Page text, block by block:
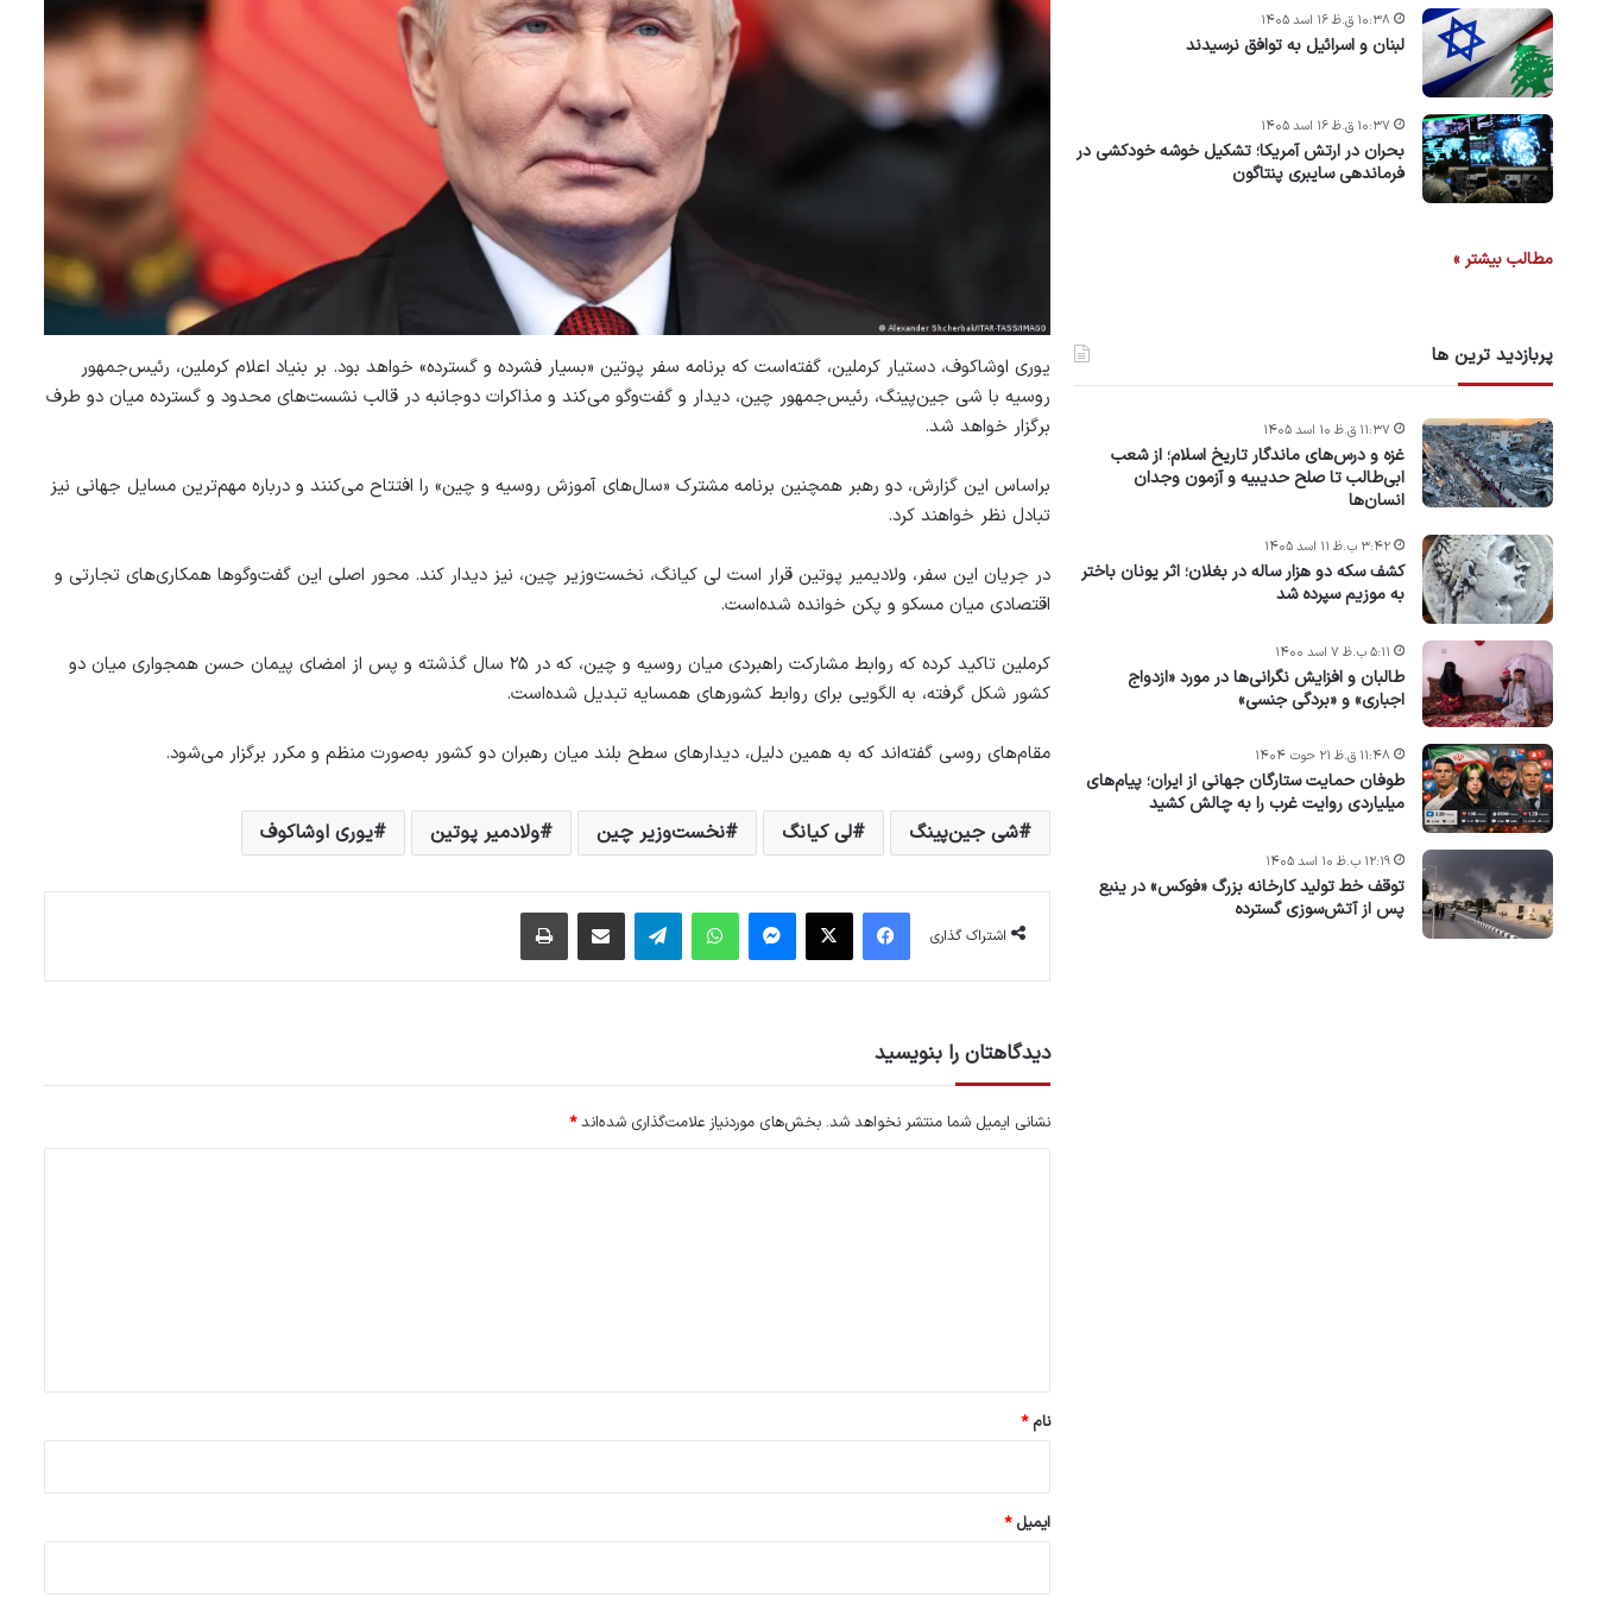
یوری اوشاکوف، دستیار کرملین، گفته‌است که برنامه سفر پوتین «بسیار فشرده و گسترده» خواهد بود. بر بنیاد اعلام کرملین، رئیس‌جمهور
روسیه با شی جین‌پینگ، رئیس‌جمهور چین، دیدار و گفت‌وگو می‌کند و مذاکرات دوجانبه در قالب نشست‌های محدود و گسترده میان دو طرف
برگزار خواهد شد.
براساس این گزارش، دو رهبر همچنین برنامه مشترک «سال‌های آموزش روسیه و چین» را افتتاح می‌کنند و درباره مهم‌ترین مسایل جهانی نیز
تبادل نظر خواهند کرد.
در جریان این سفر، ولادیمیر پوتین قرار است لی کیانگ، نخست‌وزیر چین، نیز دیدار کند. محور اصلی این گفت‌وگوها همکاری‌های تجارتی و
اقتصادی میان مسکو و پکن خوانده شده‌است.
کرملین تاکید کرده که روابط مشارکت راهبردی میان روسیه و چین، که در ۲۵ سال گذشته و پس از امضای پیمان حسن همجواری میان دو
کشور شکل گرفته، به الگویی برای روابط کشورهای همسایه تبدیل شده‌است.
مقام‌های روسی گفته‌اند که به همین دلیل، دیدارهای سطح بلند میان رهبران دو کشور به‌صورت منظم و مکرر برگزار می‌شود.
شی جین‌پینگ لی کیانگ نخست‌وزیر چین ولادمیر پوتین یوری اوشاکوف
اشتراک گذاری
فیس بوک X پیام رسان واتس آپ تلگرام اشتراک گذاری از طریق ایمیل چاپ
دیدگاهتان را بنویسید
نشانی ایمیل شما منتشر نخواهد شد. بخش‌های موردنیاز علامت‌گذاری شده‌اند*
نام*
ایمیل*
لبنان و اسرائیل به توافق نرسیدند
۱۰:۳۸ ق.ظ ۱۶ اسد ۱۴۰۵
بحران در ارتش آمریکا؛ تشکیل خوشه خودکشی در
فرماندهی سایبری پنتاگون
۱۰:۳۷ ق.ظ ۱۶ اسد ۱۴۰۵
مطالب بیشتر »
پربازدید ترین ها
غزه و درس‌های ماندگار تاریخ اسلام؛ از شعب
ابی‌طالب تا صلح حدیبیه و آزمون وجدان
انسان‌ها
۱۱:۳۷ ق.ظ ۱۰ اسد ۱۴۰۵
کشف سکه دو هزار ساله در بغلان؛ اثر یونان باختر
به موزیم سپرده شد
۳:۴۲ ب.ظ ۱۱ اسد ۱۴۰۵
طالبان و افزایش نگرانی‌ها در مورد «ازدواج
اجباری» و «بردگی جنسی»
۵:۱۱ ب.ظ ۷ اسد ۱۴۰۰
طوفان حمایت ستارگان جهانی از ایران؛ پیام‌های
میلیاردی روایت غرب را به چالش کشید
۱۱:۴۸ ق.ظ ۲۱ حوت ۱۴۰۴
توقف خط تولید کارخانه بزرگ «فوکس» در ینبع
پس از آتش‌سوزی گسترده
۱۲:۱۹ ب.ظ ۱۰ اسد ۱۴۰۵